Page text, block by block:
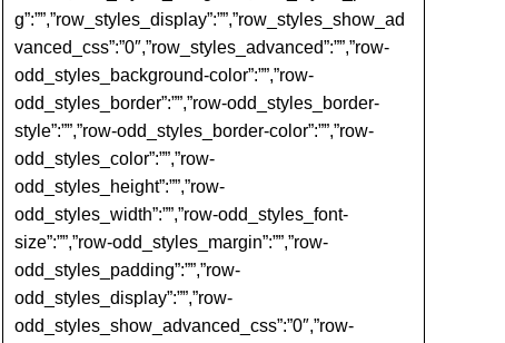
g”:””,”row_styles_display”:””,”row_styles_show_ad
vanced_css”:”0″,”row_styles_advanced”:””,”row-
odd_styles_background-color”:””,”row-
odd_styles_border”:””,”row-odd_styles_border-
style”:””,”row-odd_styles_border-color”:””,”row-
odd_styles_color”:””,”row-
odd_styles_height”:””,”row-
odd_styles_width”:””,”row-odd_styles_font-
size”:””,”row-odd_styles_margin”:””,”row-
odd_styles_padding”:””,”row-
odd_styles_display”:””,”row-
odd_styles_show_advanced_css”:”0″,”row-